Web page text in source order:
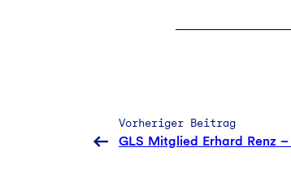
Vorheriger Beitrag
GLS Mitglied Erhard Renz